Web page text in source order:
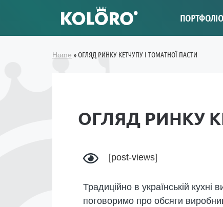
ПОРТФОЛІО
Home »ОГЛЯД РИНКУ КЕТЧУПУ І ТОМАТНОЇ ПАСТИ
ОГЛЯД РИНКУ
[post-views]
Традиційно в українській кухні
поговоримо про обсяги